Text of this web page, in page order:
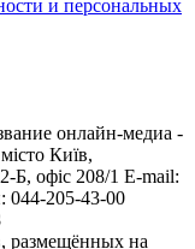
и персональных
онлайн-медиа -
Київ,
офіс 208/1 E-mail:
044-205-43-00
размещённых на